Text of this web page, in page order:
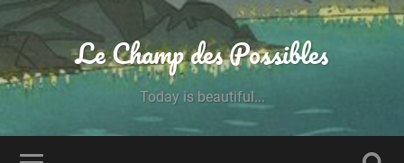
Le Champ des Possibles
Today is beautiful...